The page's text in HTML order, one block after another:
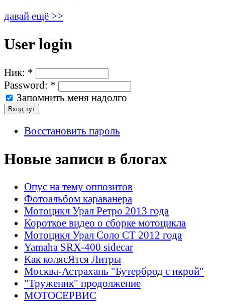
давай ещё >>
User login
Ник: *
Password: *
Запомнить меня надолго
Восстановить пароль
Новые записи в блогах
Опус на тему оппозитов
Фотоальбом караванера
Мотоцикл Урал Ретро 2013 года
Короткое видео о сборке мотоцикла
Мотоцикл Урал Соло СТ 2012 года
Yamaha SRX-400 sidecar
Как колясЯтся Литры
Москва-Астрахань "Бутерброд с икрой"
"Труженик" продолжение
МОТОСЕРВИС